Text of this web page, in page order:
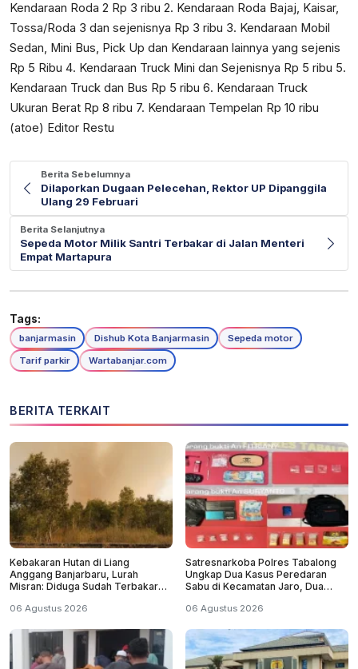
Kendaraan Roda 2 Rp 3 ribu 2. Kendaraan Roda Bajaj, Kaisar,
Tossa/Roda 3 dan sejenisnya Rp 3 ribu 3. Kendaraan Mobil
Sedan, Mini Bus, Pick Up dan Kendaraan lainnya yang sejenis
Rp 5 Ribu 4. Kendaraan Truck Mini dan Sejenisnya Rp 5 ribu 5.
Kendaraan Truck dan Bus Rp 5 ribu 6. Kendaraan Truck
Ukuran Berat Rp 8 ribu 7. Kendaraan Tempelan Rp 10 ribu
(atoe) Editor Restu
Berita Sebelumnya
Dilaporkan Dugaan Pelecehan, Rektor UP Dipanggila
Ulang 29 Februari
Berita Selanjutnya
Sepeda Motor Milik Santri Terbakar di Jalan Menteri
Empat Martapura
Tags:
banjarmasin Dishub Kota Banjarmasin
Sepeda motor
Tarif parkir
Wartabanjar.com
BERITA TERKAIT
Kebakaran Hutan di Liang
Anggang Banjarbaru, Lurah
Misran: Diduga Sudah Terbakar
06 Agustus 2026
Satresnarkoba Polres Tabalong
Ungkap Dua Kasus Peredaran
Sabu di Kecamatan Jaro, Dua
06 Agustus 2026